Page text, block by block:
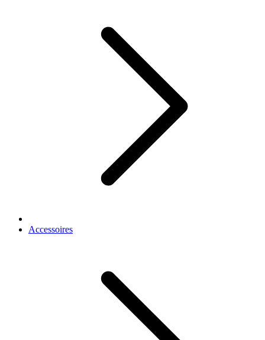
Accessoires